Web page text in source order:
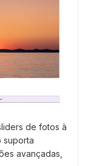
de fotos à
suporta
avançadas,